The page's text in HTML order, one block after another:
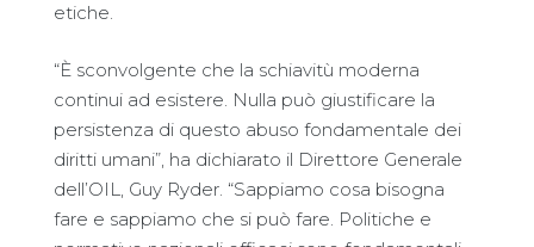
etiche.
“È sconvolgente che la schiavitù moderna
continui ad esistere. Nulla può giustificare la
persistenza di questo abuso fondamentale dei
diritti umani”, ha dichiarato il Direttore Generale
dell’OIL, Guy Ryder. “Sappiamo cosa bisogna
fare e sappiamo che si può fare. Politiche e